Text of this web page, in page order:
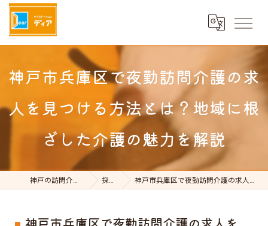
神戸市兵庫区で夜勤訪問介護の求
人を見つける方法とは？地域に根
ざした介護の魅力を解説
神戸の訪問介護はケアステーションDear 採用ブログ 神戸市兵庫区で夜勤訪問介護の求人を見つける方法とは？地域に根ざした介護の魅力を解説